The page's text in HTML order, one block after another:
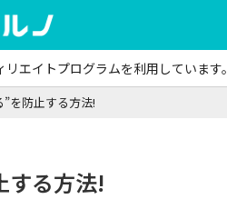
エイトプログラムを利用しています。
を防止する方法!
する方法!